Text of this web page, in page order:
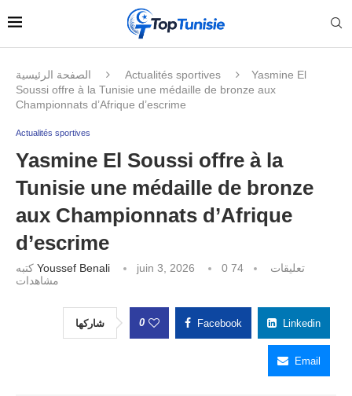
الصفحة الرئيسية Actualités sportives
Yasmine El
Soussi offre à la Tunisie une médaille de bronze aux
Championnats d’Afrique d’escrime
Actualités sportives
Yasmine El Soussi offre à la
Tunisie une médaille de bronze
aux Championnats d’Afrique
d’escrime
Youssef Benali juin 3, 2026 0 تعليقات
74
مشاهدات
شاركها 0 Facebook Linkedin
Email